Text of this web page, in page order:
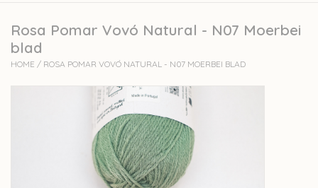
Accessoires
workshops
Rosa Pomar Vovó Natural - N07 Moerbei
blad
HOME / ROSA POMAR VOVÓ NATURAL - N07 MOERBEI BLAD